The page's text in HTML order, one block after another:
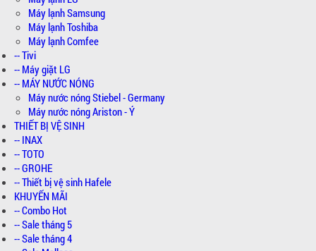
Máy lạnh Samsung
Máy lạnh Toshiba
Máy lạnh Comfee
-- Tivi
-- Máy giặt LG
-- MÁY NƯỚC NÓNG
Máy nước nóng Stiebel - Germany
Máy nước nóng Ariston - Ý
THIẾT BỊ VỆ SINH
-- INAX
-- TOTO
-- GROHE
-- Thiết bị vệ sinh Hafele
KHUYẾN MÃI
-- Combo Hot
-- Sale tháng 5
-- Sale tháng 4